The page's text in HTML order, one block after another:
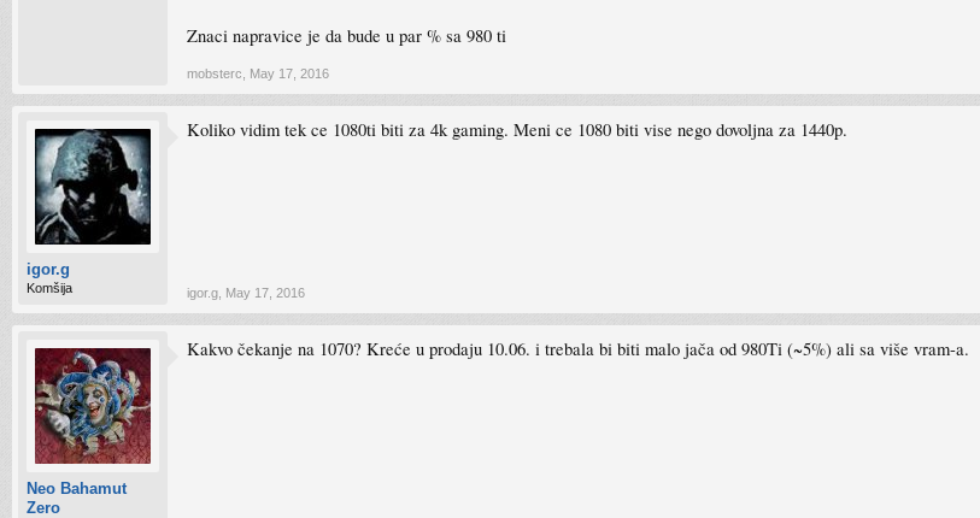
Znaci napravice je da bude u par % sa 980 ti
mobsterc May 17, 2016
igor.g
Komšija
Koliko vidim tek ce 1080ti biti za 4k gaming. Meni ce 1080 biti vise nego dovoljna za 1440p.
igor.g May 17, 2016
Neo Bahamut
Zero
Kakvo čekanje na 1070? Kreće u prodaju 10.06. i trebala bi biti malo jača od 980Ti (~5%) ali sa više vram-a.